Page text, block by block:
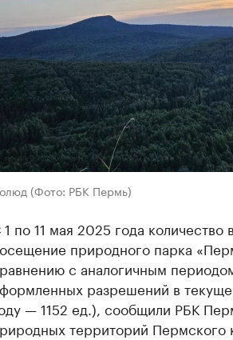
(Фото: РБК Пермь)
1 по 11 мая 2025 года
природного парка
с аналогичным
разрешений в
— 1152 ед.), сообщили РБК
территорий Пермского